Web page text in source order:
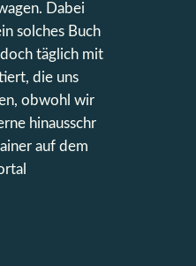
Dabei
solches Buch
täglich mit
die uns
obwohl wir
hinausschr
auf dem